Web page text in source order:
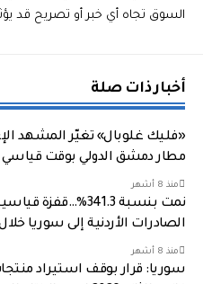
السوق تجاه أي خبر أو تصريح قد
أخبار ذات صلة
«فليك غلوبال» تغيّر المشهد
مطار دمشق الدولي بوقت قياسي
منذ 8 أشهر
نمت بنسبة 341.3%…قفزة
الصادرات الأردنية إلى سوريا خلال
منذ 8 أشهر
سوريا: قرار بوقف استيراد